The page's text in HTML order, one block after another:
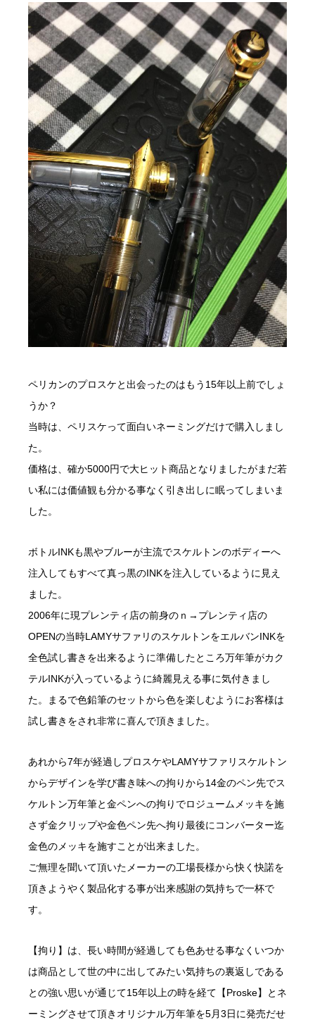
ペリカンのプロスケと出会ったのはもう15年以上前でしょ
うか？
当時は、ペリスケって面白いネーミングだけで購入しまし
た。
価格は、確か5000円で大ヒット商品となりましたがまだ若
い私には価値観も分かる事なく引き出しに眠ってしまいま
した。
ボトルINKも黒やブルーが主流でスケルトンのボディーへ
注入してもすべて真っ黒のINKを注入しているように見え
ました。
2006年に現プレンティ店の前身のｎ→プレンティ店の
OPENの当時LAMYサファリのスケルトンをエルバンINKを
全色試し書きを出来るように準備したところ万年筆がカク
テルINKが入っているように綺麗見える事に気付きまし
た。まるで色鉛筆のセットから色を楽しむようにお客様は
試し書きをされ非常に喜んで頂きました。
あれから7年が経過しプロスケやLAMYサファリスケルトン
からデザインを学び書き味への拘りから14金のペン先でス
ケルトン万年筆と金ペンへの拘りでロジュームメッキを施
さず金クリップや金色ペン先へ拘り最後にコンバーター迄
金色のメッキを施すことが出来ました。
ご無理を聞いて頂いたメーカーの工場長様から快く快諾を
頂きようやく製品化する事が出来感謝の気持ちで一杯で
す。
【拘り】は、長い時間が経過しても色あせる事なくいつか
は商品として世の中に出してみたい気持ちの裏返しである
との強い思いが通じて15年以上の時を経て【Proske】とネ
ーミングさせて頂きオリジナル万年筆を5月3日に発売だせ